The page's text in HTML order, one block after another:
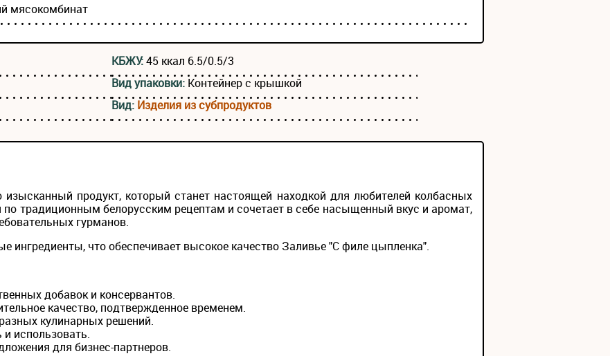
мясокомбинат
КБЖУ:45 ккал 6.5/0.5/3
Вид упаковки: Контейнер с крышкой
Вид: Изделия из субпродуктов
продукт, который станет настоящей находкой для любителей колбасных
по традиционным белорусским рецептам и сочетает в себе насыщенный вкус и аромат,
гурманов.
ингредиенты, что обеспечивает высокое качество Заливье "С филе цыпленка".
добавок и консервантов.
качество, подтвержденное временем.
кулинарных решений.
и использовать.
для бизнес-партнеров.